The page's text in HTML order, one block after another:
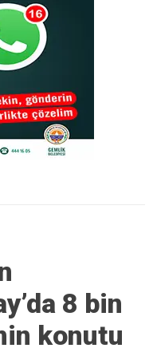
8 bin
konutu